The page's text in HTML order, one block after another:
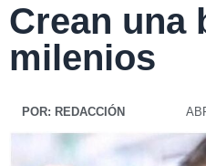
Crean una
milenios
POR: REDACCIÓN